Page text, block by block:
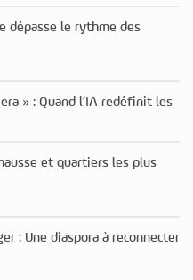
dépasse le rythme des
» : Quand l’IA redéfinit les
et quartiers les plus
: Une diaspora à reconnecter